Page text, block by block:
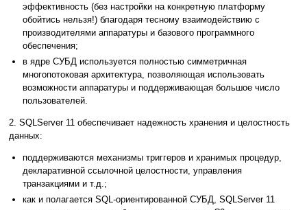
эффективность (без настройки на конкретную платформу
обойтись нельзя!) благодаря тесному взаимодействию с
производителями аппаратуры и базового программного
обеспечения;
в ядре СУБД используется полностью симметричная
многопотоковая архитектура, позволяющая использовать
возможности аппаратуры и поддерживающая большое число
пользователей.
2. SQLServer 11 обеспечивает надежность хранения и целостность
данных:
поддерживаются механизмы триггеров и хранимых процедур,
декларативной ссылочной целостности, управления
транзакциями и т.д.;
как и полагается SQL-ориентированной СУБД, SQLServer 11